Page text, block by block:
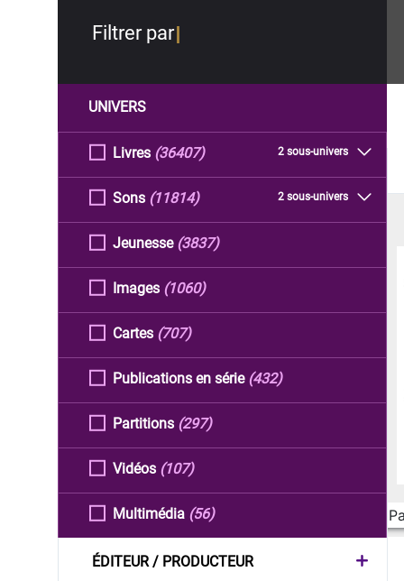
Filtrer par
UNIVERS
Livres 2 sous-univers
(36407)
Sons 2 sous-univers
(11814)
Jeunesse (3837)
Images (1060)
Cartes (707)
Publications en série (432)
Partitions (297)
Vidéos (107)
Multimédia (56)
ÉDITEUR / PRODUCTEUR